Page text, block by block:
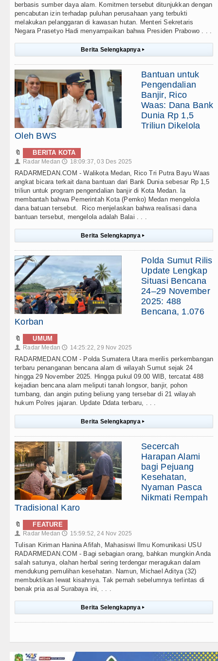
berbasis sumber daya alam. Komitmen tersebut ditunjukkan dengan
pencabutan izin terhadap puluhan perusahaan yang terbukti
melakukan pelanggaran di kawasan hutan. Menteri Sekretaris
Negara Prasetyo Hadi menyampaikan bahwa Presiden Prabowo . . .
Berita Selengkapnya ▸
Bantuan untuk
Pengendalian
Banjir, Rico
Waas: Dana Bank
Dunia Rp 1,5
Triliun Dikelola
Oleh BWS
🔖 BERITA KOTA
👤 Radar Medan 🕔 18:09:37, 03 Des 2025
RADARMEDAN.COM - Walikota Medan, Rico Tri Putra Bayu Waas
angkat bicara terkait dana bantuan dari Bank Dunia sebesar Rp 1,5
triliun untuk program pengendalian banjir di Kota Medan. Ia
membantah bahwa Pemerintah Kota (Pemko) Medan mengelola
dana batuan tersebut. Rico menjelaskan bahwa realisasi dana
bantuan tersebut, mengelola adalah Balai . . .
Berita Selengkapnya ▸
Polda Sumut Rilis
Update Lengkap
Situasi Bencana
24–29 November
2025: 488
Bencana, 1.076
Korban
🔖 UMUM
👤 Radar Medan 🕔 14:25:22, 29 Nov 2025
RADARMEDAN.COM - Polda Sumatera Utara merilis perkembangan
terbaru penanganan bencana alam di wilayah Sumut sejak 24
hingga 29 November 2025. Hingga pukul 09.00 WIB, tercatat 488
kejadian bencana alam meliputi tanah longsor, banjir, pohon
tumbang, dan angin puting beliung yang tersebar di 21 wilayah
hukum Polres jajaran. Update Ddata terbaru, . . .
Berita Selengkapnya ▸
Secercah
Harapan Alami
bagi Pejuang
Kesehatan,
Nyaman Pasca
Nikmati Rempah
Tradisional Karo
🔖 FEATURE
👤 Radar Medan 🕔 15:59:52, 24 Nov 2025
Tulisan Kiriman Hanina Afifah, Mahasiswi Ilmu Komunikasi USU
RADARMEDAN.COM - Bagi sebagian orang, bahkan mungkin Anda
salah satunya, olahan herbal sering terdengar meragukan dalam
mendukung pemulihan kesehatan. Namun, Michael Aditya (32)
membuktikan lewat kisahnya. Tak pernah sebelumnya terlintas di
benak pria asal Surabaya ini, . . .
Berita Selengkapnya ▸